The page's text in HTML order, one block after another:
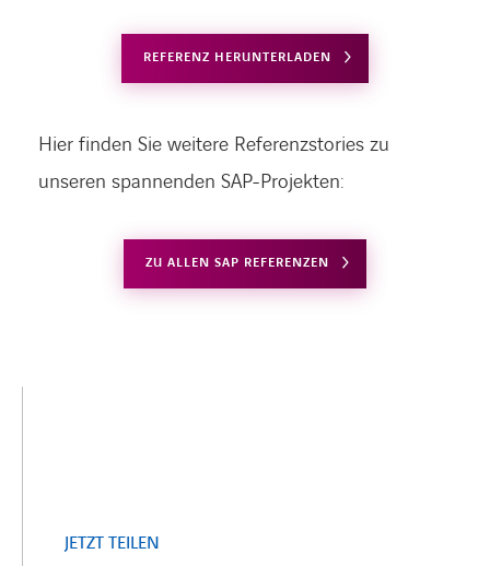
JETZT TEILEN
REFERENZ HERUNTERLADEN
Hier finden Sie weitere Referenzstories zu
unseren spannenden SAP-Projekten:
ZU ALLEN SAP REFERENZEN